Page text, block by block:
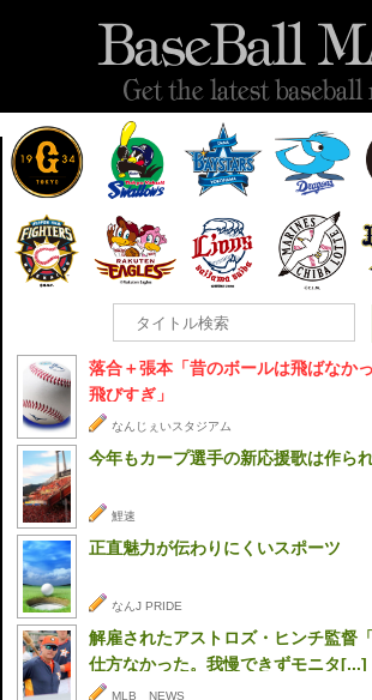
落合＋張本「昔のボールは飛ばなか
飛びすぎ」
なんじぇいスタジアム
今年もカープ選手の新応援歌は作ら
鯉速
正直魅力が伝わりにくいスポーツ
なんJ PRIDE
解雇されたアストロズ・ヒンチ監督
仕方なかった。我慢できずモニタ[...]
MLB NEWS